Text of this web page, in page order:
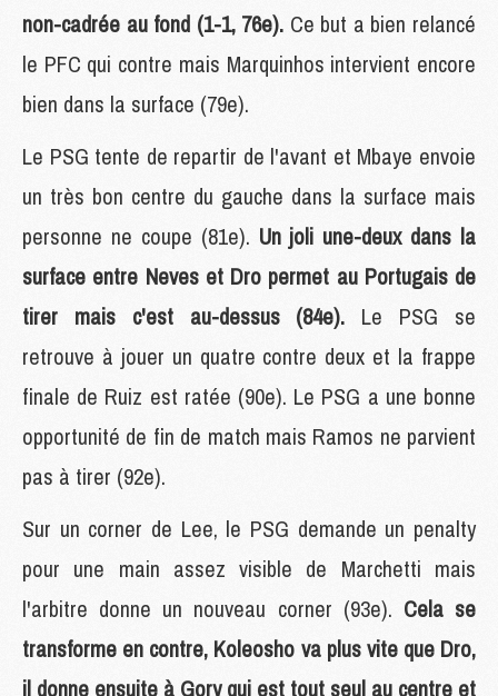
non-cadrée au fond (1-1, 76e). Ce but a bien relancé
le PFC qui contre mais Marquinhos intervient encore
bien dans la surface (79e).
Le PSG tente de repartir de l'avant et Mbaye envoie
un très bon centre du gauche dans la surface mais
personne ne coupe (81e). Un joli une-deux dans la
surface entre Neves et Dro permet au Portugais de
tirer mais c'est au-dessus (84e). Le PSG se
retrouve à jouer un quatre contre deux et la frappe
finale de Ruiz est ratée (90e). Le PSG a une bonne
opportunité de fin de match mais Ramos ne parvient
pas à tirer (92e).
Sur un corner de Lee, le PSG demande un penalty
pour une main assez visible de Marchetti mais
l'arbitre donne un nouveau corner (93e). Cela se
transforme en contre, Koleosho va plus vite que Dro,
il donne ensuite à Gory qui est tout seul au centre et